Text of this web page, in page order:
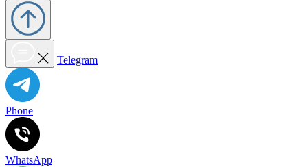
Telegram
Phone
WhatsApp